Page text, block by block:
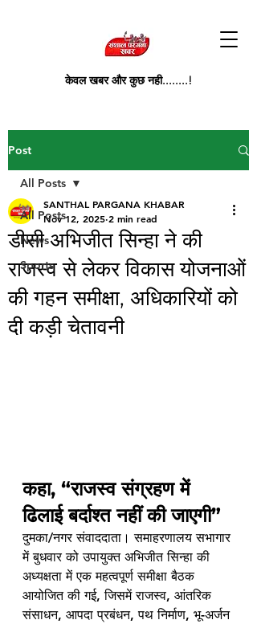
केवल खबर और कुछ नही........!
Post
All Posts
News
Sports
All Posts
डीसी अभिजीत सिन्हा ने की
राजस्व से लेकर विकास योजनाओं
की गहन समीक्षा, अधिकारियों को
दी कड़ी चेतावनी
SANTHAL PARGANA KHABAR
Nov 12, 2025 2 min read
कहा, “राजस्व संग्रहण में
ढिलाई बर्दाश्त नहीं की जाएगी”
दुमका/नगर संवाददाता। समाहरणालय सभागार
में बुधवार को उपायुक्त अभिजीत सिन्हा की
अध्यक्षता में एक महत्वपूर्ण समीक्षा बैठक
आयोजित की गई, जिसमें राजस्व, आंतरिक
संसाधन, आपदा प्रबंधन, पथ निर्माण, भू-अर्जन